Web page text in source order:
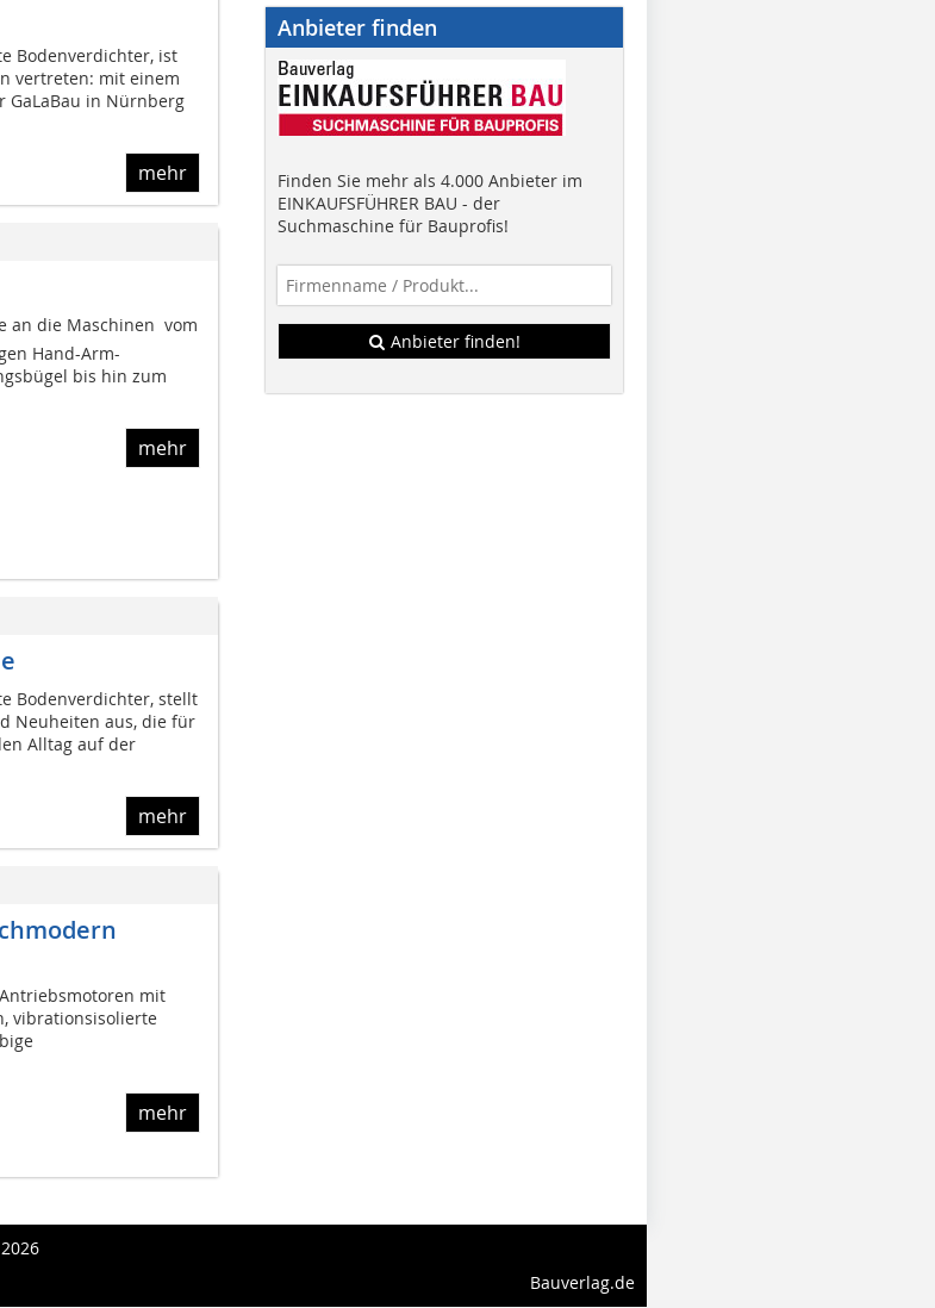
Bodenverdichter, ist
vertreten: mit einem
GaLaBau in Nürnberg
mehr
die Maschinen  vom
Hand-Arm-
bis hin zum
mehr
Bodenverdichter, stellt
Neuheiten aus, die für
Alltag auf der
mehr
mit
vibrationsisolierte
mehr
Anbieter finden
Finden Sie mehr als 4.000 Anbieter im
EINKAUFSFÜHRER BAU - der
Suchmaschine für Bauprofis!
Anbieter finden!
Bauverlag.de